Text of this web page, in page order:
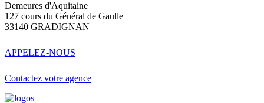
Demeures d'Aquitaine
127 cours du Général de Gaulle
33140 GRADIGNAN
APPELEZ-NOUS
Contactez votre agence